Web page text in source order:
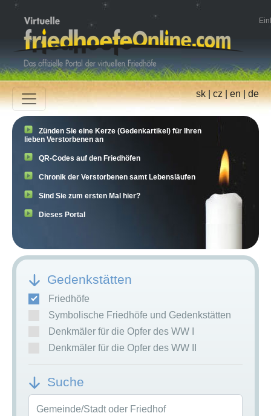
sk|cz|en|de
Zünden Sie eine Kerze (Gedenkartikel) für Ihren
lieben Verstorbenen an
QR-Codes auf den Friedhöfen
Chronik der Verstorbenen samt Lebensläufen
Sind Sie zum ersten Mal hier?
Dieses Portal
Gedenkstätten
Friedhöfe
Symbolische Friedhöfe und Gedenkstätten
Denkmäler für die Opfer des WW I
Denkmäler für die Opfer des WW II
Suche
Gemeinde/Stadt oder Friedhof